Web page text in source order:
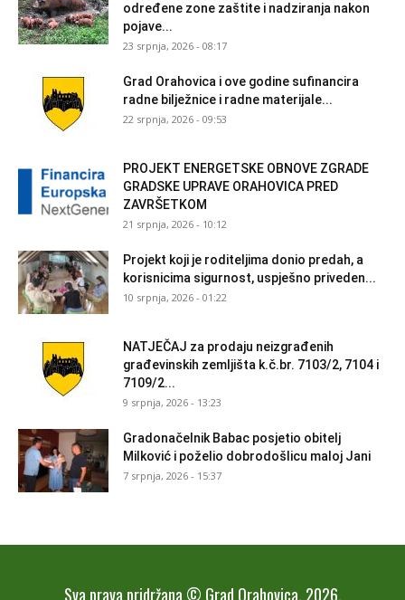
određene zone zaštite i nadziranja nakon
pojave...
23 srpnja, 2026 - 08:17
Grad Orahovica i ove godine sufinancira
radne bilježnice i radne materijale...
22 srpnja, 2026 - 09:53
PROJEKT ENERGETSKE OBNOVE ZGRADE
GRADSKE UPRAVE ORAHOVICA PRED
ZAVRŠETKOM
21 srpnja, 2026 - 10:12
Projekt koji je roditeljima donio predah, a
korisnicima sigurnost, uspješno priveden...
10 srpnja, 2026 - 01:22
NATJEČAJ za prodaju neizgrađenih
građevinskih zemljišta k.č.br. 7103/2, 7104 i
7109/2...
9 srpnja, 2026 - 13:23
Gradonačelnik Babac posjetio obitelj
Milković i poželio dobrodošlicu maloj Jani
7 srpnja, 2026 - 15:37
Sva prava pridržana © Grad Orahovica, 2026.